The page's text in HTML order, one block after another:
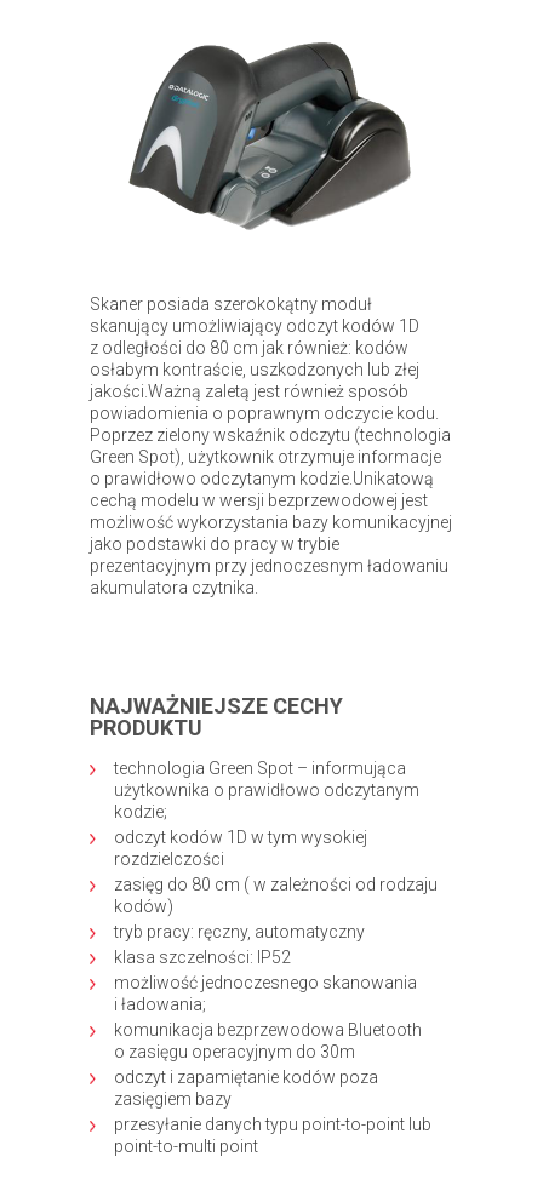
Skaner posiada szerokokątny moduł
skanujący umożliwiający odczyt kodów 1D
z odległości do 80 cm jak również: kodów
osłabym kontraście, uszkodzonych lub złej
jakości.Ważną zaletą jest również sposób
powiadomienia o poprawnym odczycie kodu.
Poprzez zielony wskaźnik odczytu (technologia
Green Spot), użytkownik otrzymuje informacje
o prawidłowo odczytanym kodzie.Unikatową
cechą modelu w wersji bezprzewodowej jest
możliwość wykorzystania bazy komunikacyjnej
jako podstawki do pracy w trybie
prezentacyjnym przy jednoczesnym ładowaniu
akumulatora czytnika.
NAJWAŻNIEJSZE CECHY
PRODUKTU
technologia Green Spot – informująca
użytkownika o prawidłowo odczytanym
kodzie;
odczyt kodów 1D w tym wysokiej
rozdzielczości
zasięg do 80 cm ( w zależności od rodzaju
kodów)
tryb pracy: ręczny, automatyczny
klasa szczelności: IP52
możliwość jednoczesnego skanowania
i ładowania;
komunikacja bezprzewodowa Bluetooth
o zasięgu operacyjnym do 30m
odczyt i zapamiętanie kodów poza
zasięgiem bazy
przesyłanie danych typu point-to-point lub
point-to-multi point